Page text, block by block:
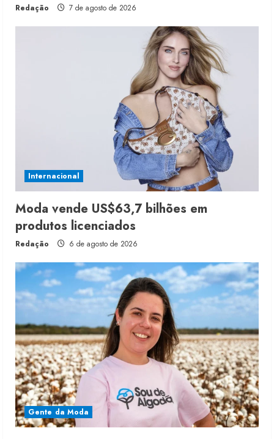
Redação 7 de agosto de 2026
Internacional
Moda vende US$63,7 bilhões em
produtos licenciados
Redação 6 de agosto de 2026
Gente da Moda